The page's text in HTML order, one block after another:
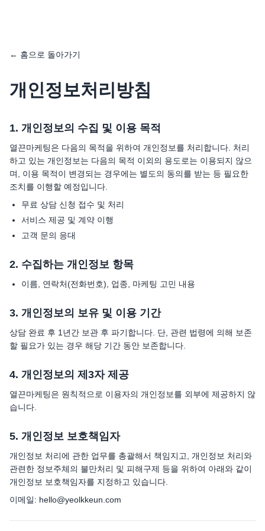
← 홈으로 돌아가기
개인정보처리방침
1. 개인정보의 수집 및 이용 목적
열끈마케팅은 다음의 목적을 위하여 개인정보를 처리합니다. 처리
하고 있는 개인정보는 다음의 목적 이외의 용도로는 이용되지 않으
며, 이용 목적이 변경되는 경우에는 별도의 동의를 받는 등 필요한
조치를 이행할 예정입니다.
무료 상담 신청 접수 및 처리
서비스 제공 및 계약 이행
고객 문의 응대
2. 수집하는 개인정보 항목
이름, 연락처(전화번호), 업종, 마케팅 고민 내용
3. 개인정보의 보유 및 이용 기간
상담 완료 후 1년간 보관 후 파기합니다. 단, 관련 법령에 의해 보존
할 필요가 있는 경우 해당 기간 동안 보존합니다.
4. 개인정보의 제3자 제공
열끈마케팅은 원칙적으로 이용자의 개인정보를 외부에 제공하지 않
습니다.
5. 개인정보 보호책임자
개인정보 처리에 관한 업무를 총괄해서 책임지고, 개인정보 처리와
관련한 정보주체의 불만처리 및 피해구제 등을 위하여 아래와 같이
개인정보 보호책임자를 지정하고 있습니다.
이메일: hello@yeolkkeun.com